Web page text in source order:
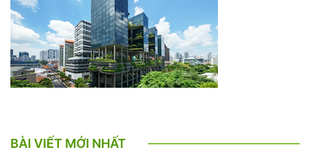
BÀI VIẾT MỚI NHẤT